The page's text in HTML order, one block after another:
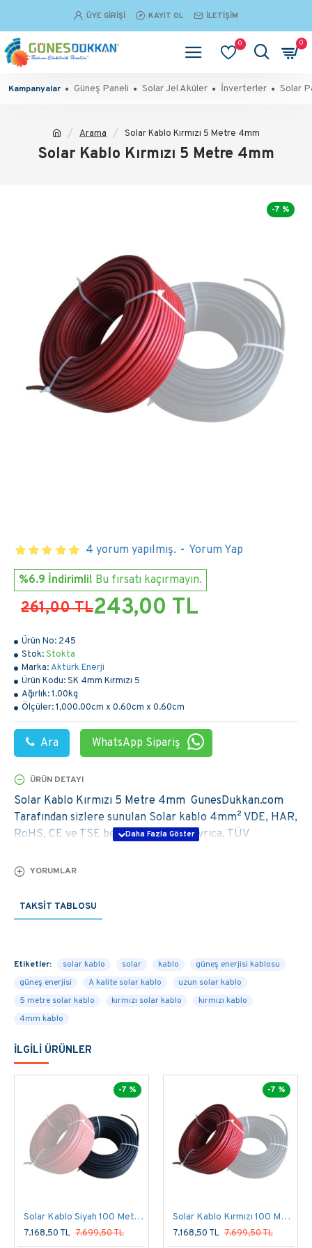
ÜYE GIRIŞI KAYIT OL İLETIŞIM
0 0
Kampanyalar Güneş Paneli Solar Jel Aküler İnverterler Solar
Arama Solar Kablo Kırmızı 5 Metre 4mm
Solar Kablo Kırmızı 5 Metre 4mm
-7 %
Ürün No: 245
Stok:Stokta
Marka:Aktürk Enerji
Ürün Kodu:SK 4mm Kırmızı 5
Ağırlık:1.00kg
Ölçüler:1,000.00cm x 0.60cm x 0.60cm
Ara WhatsApp Sipariş
4 yorum yapılmış. - Yorum Yap
%6.9 İndirimli! Bu fırsatı kaçırmayın.
261,00 TL243,00 TL
ÜRÜN DETAYI
Solar Kablo Kırmızı 5 Metre 4mm GunesDukkan.com
Tarafından sizlere sunulan Solar kablo 4mm² VDE, HAR,
RoHS, CE ve TSE belgelerine sahip ayrıca, TÜV
Kablolarımız A kalite 1.sınıf Ürünlerdir. Sisteminizi
Daha fazla bilgi, Teknik destek veya Satın alma
Ürünlerimiz Aynı gün yada en kısa zamanda kargo ile
sizlere ulaştırılacaktır.
GunesDukkan.com Sayesinde Kendi Elektriğini Bedava
Üret!
YORUMLAR
TAKSIT TABLOSU
Etiketler: solar kablo solar kablo
güneş enerjisi kablosu
güneş enerjisi
A kalite solar kablo
uzun solar kablo
5 metre solar kablo
kırmızı solar kablo
kırmızı kablo
4mm kablo
İLGILI ÜRÜNLER
-7 %
Solar Kablo Siyah 100 Metre 6mm
7.168,50 TL 7.699,50 TL
-7 %
Solar Kablo Kırmızı 100 Metre 6mm
7.168,50 TL 7.699,50 TL